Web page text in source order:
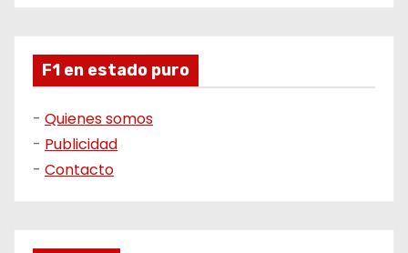
F1 en estado puro
- Quienes somos
- Publicidad
- Contacto